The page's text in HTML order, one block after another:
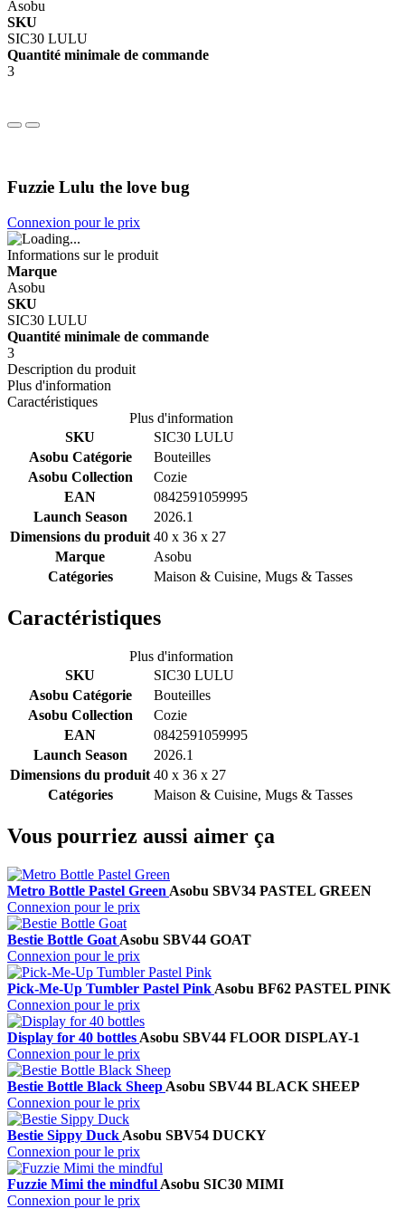
Asobu
SKU
SIC30 LULU
Quantité minimale de commande
3
Fuzzie Lulu the love bug
Connexion pour le prix
Informations sur le produit
Marque
Asobu
SKU
SIC30 LULU
Quantité minimale de commande
3
Description du produit
Plus d'information
Caractéristiques
Plus d'information
SKU
SIC30 LULU
Asobu Catégorie
Bouteilles
Asobu Collection
Cozie
EAN
0842591059995
Launch Season
2026.1
Dimensions du produit 40 x 36 x 27
Marque
Asobu
Catégories
Maison & Cuisine, Mugs & Tasses
Caractéristiques
Plus d'information
SKU
SIC30 LULU
Asobu Catégorie
Bouteilles
Asobu Collection
Cozie
EAN
0842591059995
Launch Season
2026.1
Dimensions du produit 40 x 36 x 27
Catégories
Maison & Cuisine, Mugs & Tasses
Vous pourriez aussi aimer ça
Metro Bottle Pastel Green Asobu SBV34 PASTEL GREEN
Connexion pour le prix
Bestie Bottle Goat Asobu SBV44 GOAT
Connexion pour le prix
Pick-Me-Up Tumbler Pastel Pink Asobu BF62 PASTEL PINK
Connexion pour le prix
Display for 40 bottles Asobu SBV44 FLOOR DISPLAY-1
Connexion pour le prix
Bestie Bottle Black Sheep Asobu SBV44 BLACK SHEEP
Connexion pour le prix
Bestie Sippy Duck Asobu SBV54 DUCKY
Connexion pour le prix
Fuzzie Mimi the mindful Asobu SIC30 MIMI
Connexion pour le prix